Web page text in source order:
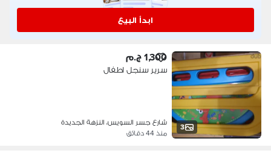
ابدأ البيع
3
1,300 ج.م
سرير سنجل اطفال
شارع جسر السويس، النزهة الجديدة
منذ 44 دقائق